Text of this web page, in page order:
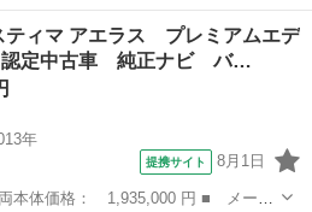
スティマ ■ グレード名： アエラ
ナビ バックモニター スマートキ
マ
ティマ アエラス プレミアムエデ
定中古車 純正ナビ バ…
年
提携サイト 8月1日